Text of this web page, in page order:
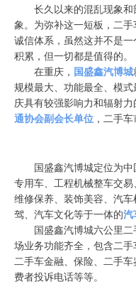
长久以来的混乱现象
象。为弥补这一短板，二
诚信体系，虽然这并不是
积累，但一切都是值得的。
在重庆， 国盛鑫汽博城
规模最大、功能最全、模式
庆具有较强影响力和辐射
通协会副会长单位 ，二手
国盛鑫汽博城定位为中
专用车、工程机械整车交易
维修保养、装饰美容、汽
驾、汽车文化等于一体的汽
国盛鑫汽博城六公里
场业务功能齐全，包含二手
二手车金融、保险、二手
费者投诉电话等等。